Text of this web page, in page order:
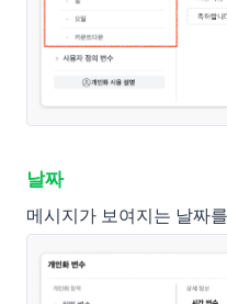
날짜
메시지가 보여지는 날짜